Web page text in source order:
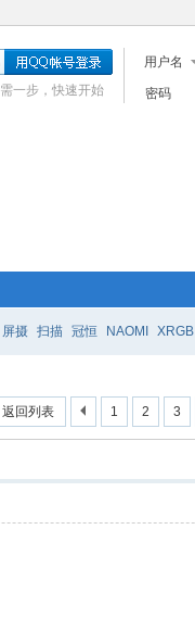
用户名
密码
一步，快速开始
屏摄 扫描 冠恒 NAOMI XRGB
1 2 3
返回列表